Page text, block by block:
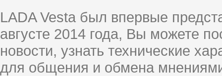
LADA Vesta был впервые
августе 2014 года, Вы можете
новости, узнать технические
для общения и обмена